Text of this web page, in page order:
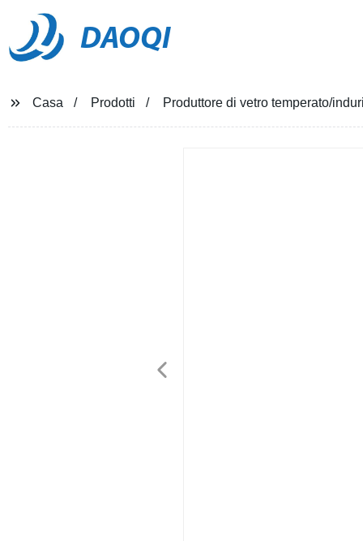
DAOQI
Casa Prodotti Produttore di vetro temperato/